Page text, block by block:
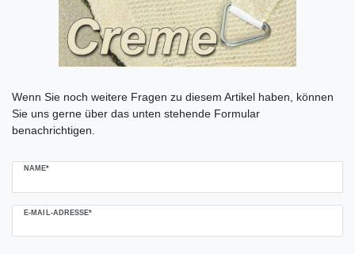
Wenn Sie noch weitere Fragen zu diesem Artikel haben, können
Sie uns gerne über das unten stehende Formular
benachrichtigen.
NAME*
E-MAIL-ADRESSE*